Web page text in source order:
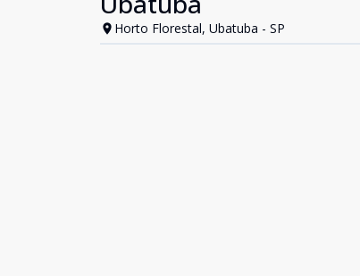
Horto Florestal, Ubatuba - SP